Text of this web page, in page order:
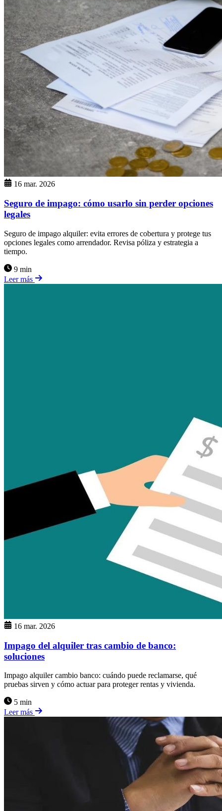
16 mar. 2026
Seguro de impago: cómo usarlo sin perder opciones
legales
Seguro de impago alquiler: evita errores de cobertura y protege tus
opciones legales como arrendador. Revisa póliza y estrategia a
tiempo.
9 min
Leer más
16 mar. 2026
Impago del alquiler tras cambio de banco:
soluciones
Impago alquiler cambio banco: cuándo puede reclamarse, qué
pruebas sirven y cómo actuar para proteger rentas y vivienda.
5 min
Leer más